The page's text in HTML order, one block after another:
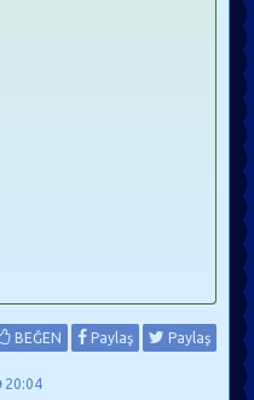
BEĞEN Paylaş Paylaş
20:04